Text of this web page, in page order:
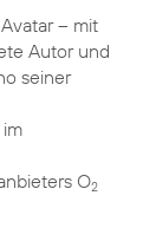
– mit
Autor und
seiner
O2